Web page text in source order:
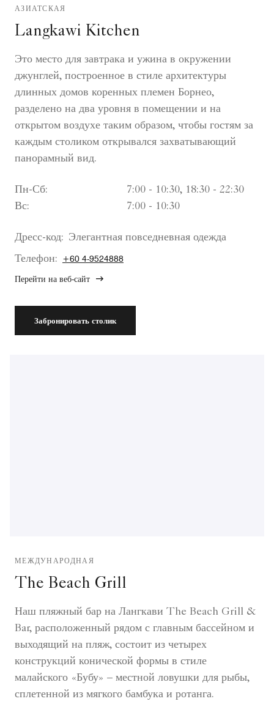
АЗИАТСКАЯ
Langkawi Kitchen
Это место для завтрака и ужина в окружении
джунглей, построенное в стиле архитектуры
длинных домов коренных племен Борнео,
разделено на два уровня в помещении и на
открытом воздухе таким образом, чтобы гостям за
каждым столиком открывался захватывающий
панорамный вид.
Пн-Сб:
7:00 - 10:30, 18:30 - 22:30
Вс:
7:00 - 10:30
Дресс-код: Элегантная повседневная одежда
Телефон:
+60 4-9524888
Перейти на веб-сайт
Забронировать столик
МЕЖДУНАРОДНАЯ
The Beach Grill
Наш пляжный бар на Лангкави The Beach Grill &
Bar, расположенный рядом с главным бассейном и
выходящий на пляж, состоит из четырех
конструкций конической формы в стиле
малайского «Бубу» – местной ловушки для рыбы,
сплетенной из мягкого бамбука и ротанга.